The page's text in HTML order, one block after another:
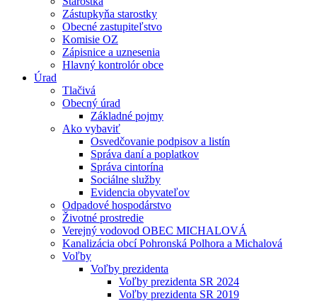
Zástupkyňa starostky
Obecné zastupiteľstvo
Komisie OZ
Zápisnice a uznesenia
Hlavný kontrolór obce
Úrad
Tlačivá
Obecný úrad
Základné pojmy
Ako vybaviť
Osvedčovanie podpisov a listín
Správa daní a poplatkov
Správa cintorína
Sociálne služby
Evidencia obyvateľov
Odpadové hospodárstvo
Životné prostredie
Verejný vodovod OBEC MICHALOVÁ
Kanalizácia obcí Pohronská Polhora a Michalová
Voľby
Voľby prezidenta
Voľby prezidenta SR 2024
Voľby prezidenta SR 2019